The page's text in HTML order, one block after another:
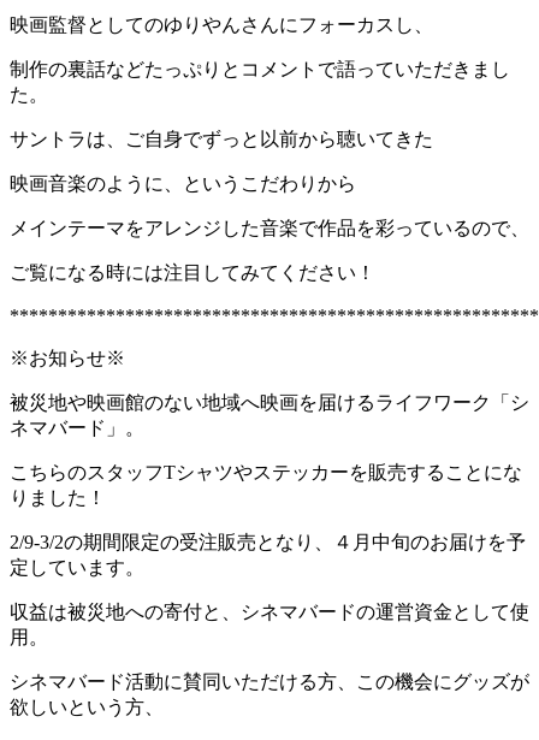
映画監督としてのゆりやんさんにフォーカスし、
制作の裏話などたっぷりとコメントで語っていただきまし
た。
サントラは、ご自身でずっと以前から聴いてきた
映画音楽のように、というこだわりから
メインテーマをアレンジした音楽で作品を彩っているので、
ご覧になる時には注目してみてください！
※お知らせ※
被災地や映画館のない地域へ映画を届けるライフワーク「シ
ネマバード」。
こちらのスタッフTシャツやステッカーを販売することにな
りました！
2/9-3/2の期間限定の受注販売となり、４月中旬のお届けを予
定しています。
収益は被災地への寄付と、シネマバードの運営資金として使
用。
シネマバード活動に賛同いただける方、この機会にグッズが
欲しいという方、